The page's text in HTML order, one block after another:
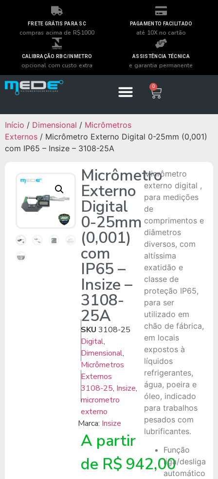
FRETE GRÁTIS PARA SC
compras acima de R$1000
PAGAMENTO FACILITADO
até 10X no cartão
CALIBRAÇÃO RBC/INMETRO
opcional com custo extra
ASSISTÊNCIA TÉCNICA
e garantia permanente
0
Início / Dimensional / Micrômetros
Externos / Micrômetro Externo Digital 0-25mm (0,001)
com IP65 – Insize – 3108-25A
Micrômetro
Externo
Digital
0-25mm
(0,001)
com
IP65 –
Insize –
3108-
25A
SKU 3108-25
Digital,
Dimensional,
Micrômetros
Externos
3108-25, Insize,
micrometro
externo
Marca: Insize
A partir
de R$ 942,00
Micrômetro
externo digital ,
para medições
de
comprimentos e
diâmetros
diversos, com
altíssima
exatidão e
classe de
proteção IP65,
para ser
utilizado em
chão de fábrica,
em locais
expostos à
líquidos
refrigerantes,
água, poeira e
óleo, indicado
para trabalhos
pesados com
lubrificantes.
Função
liga/desliga
automático